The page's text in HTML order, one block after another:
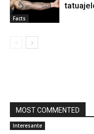
Facts
MOST COMMENTED
Interesante